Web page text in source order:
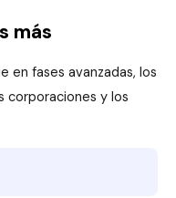
más
en fases avanzadas, los
corporaciones y los